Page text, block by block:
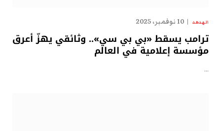
الهدهد 10 نوفمبر، 2025
ترامب يسقط «بي بي سي».. وثائقي يهزّ أعرق
مؤسسة إعلامية في العالم
…